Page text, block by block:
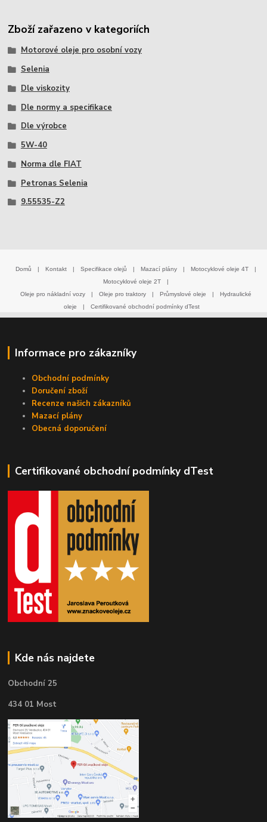
Zboží zařazeno v kategoriích
Motorové oleje pro osobní vozy
Selenia
Dle viskozity
Dle normy a specifikace
Dle výrobce
5W-40
Norma dle FIAT
Petronas Selenia
9.55535-Z2
Domů | Kontakt | Specifikace olejů | Mazací plány | Motocyklové oleje 4T
|
Motocyklové oleje 2T
|
Oleje pro nákladní vozy
| Oleje pro traktory | Průmyslové oleje |
Hydraulické
oleje
| Certifikované obchodní podmínky dTest
Informace pro zákazníky
Obchodní podmínky
Doručení zboží
Recenze našich zákazníků
Mazací plány
Obecná doporučení
Certifikované obchodní podmínky dTest
Kde nás najdete
Obchodní 25
434 01 Most